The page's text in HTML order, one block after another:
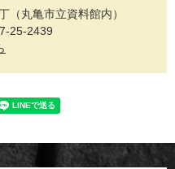
（丸亀市立資料館内）
25-2439